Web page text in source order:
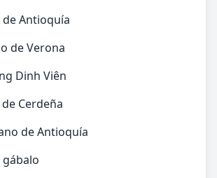
de Antioquía
de Verona
Dinh Viên
Cerdeña
de Antioquía
gábalo